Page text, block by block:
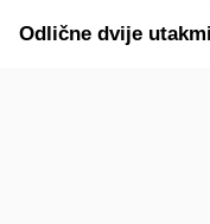
Odlične dvije